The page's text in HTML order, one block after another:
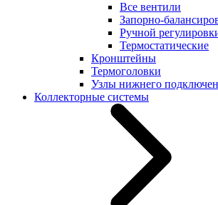
Все вентили
Запорно-
Ручной
Термостатические
Кронштейны
Термоголовки
Узлы нижнего
Коллекторные системы